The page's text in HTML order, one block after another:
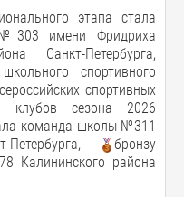
этапа стала
имени Фридриха
Санкт-Петербурга,
спортивного
спортивных
клубов сезона 2026
команда школы №311
Петербурга,
бронзу
Калининского района